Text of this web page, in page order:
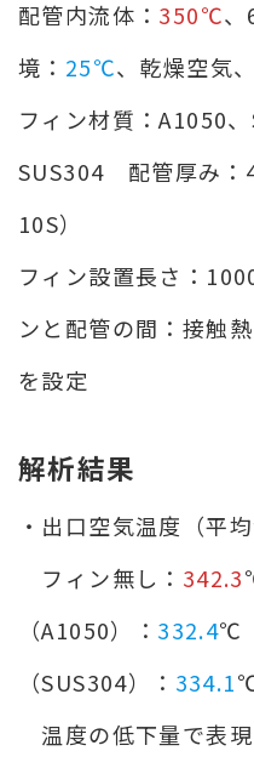
配管内流体： 350℃
境： 25℃、乾燥空気
フィン材質：A1050
SUS304 配管厚み：
10S）
フィン設置長さ：
ンと配管の間：接触
を設定
解析結果
・出口空気温度（平均
フィン無し： 342.3
（A1050）： 332.4℃
（SUS304）： 334.1
温度の低下量で表現